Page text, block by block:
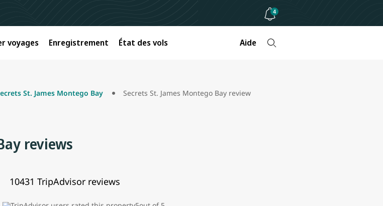
4
voyages Enregistrement État des vols Aide
St. James Montego Bay Secrets St. James Montego Bay review
reviews
10431 TripAdvisor reviews